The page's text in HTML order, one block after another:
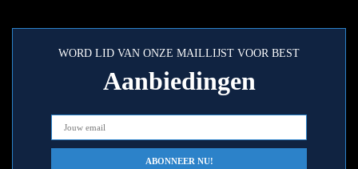
WORD LID VAN ONZE MAILLIJST VOOR BEST
Aanbiedingen